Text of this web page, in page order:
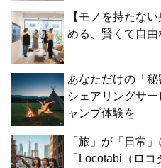
【モノを持たな
める、賢くて自由
あなただけの「
シェアリングサ
ャンプ体験を
「旅」が「日常
「Locotabi（ロ